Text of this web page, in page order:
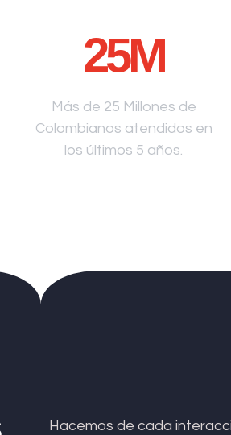
25M
Más de 25 Millones de
Colombianos atendidos en
los últimos 5 años.
Hacemos de cada